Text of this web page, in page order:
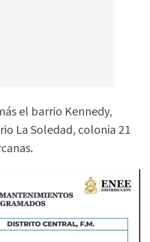
el barrio Kennedy,
La Soledad, colonia 21